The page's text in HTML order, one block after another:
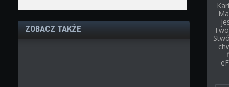
ZOBACZ TAKŻE